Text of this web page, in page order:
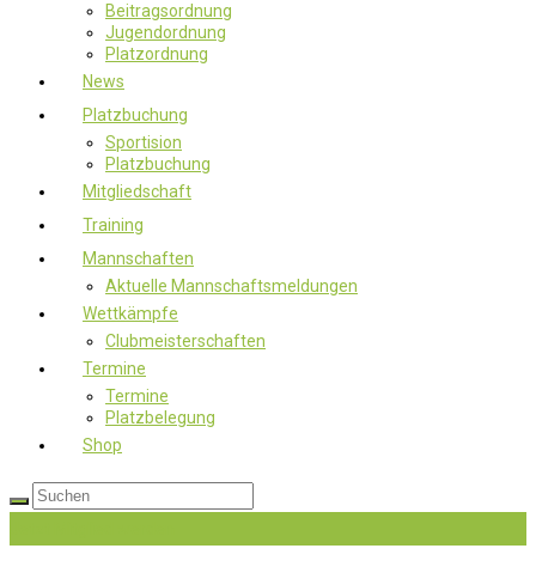
Beitragsordnung
Jugendordnung
Platzordnung
News
Platzbuchung
Sportision
Platzbuchung
Mitgliedschaft
Training
Mannschaften
Aktuelle Mannschaftsmeldungen
Wettkämpfe
Clubmeisterschaften
Termine
Termine
Platzbelegung
Shop